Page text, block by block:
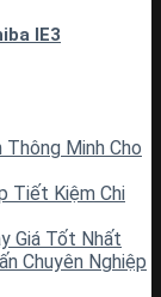
IE3
Thông Minh Cho
Tiết Kiệm Chi
Giá Tốt Nhất
Chuyên Nghiệp